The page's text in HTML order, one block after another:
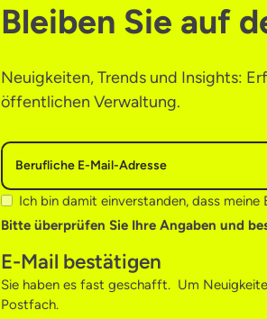
Bleiben Sie auf
Neuigkeiten, Trends und Insights:
öffentlichen Verwaltung.
Ich bin damit einverstanden, dass
Bitte überprüfen Sie Ihre Angaben und
E-Mail bestätigen
Sie haben es fast geschafft. Um
Postfach.